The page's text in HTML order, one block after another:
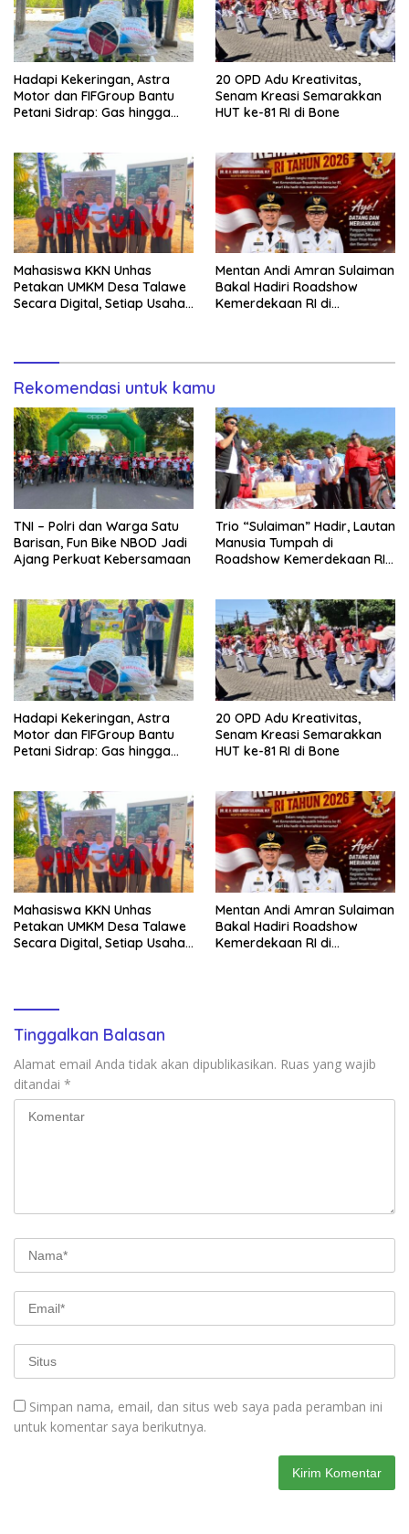
Hadapi Kekeringan, Astra
Motor dan FIFGroup Bantu
Petani Sidrap: Gas hingga
20 OPD Adu Kreativitas,
Senam Kreasi Semarakkan
HUT ke-81 RI di Bone
Mahasiswa KKN Unhas
Petakan UMKM Desa Talawe
Secara Digital, Setiap Usaha
Mentan Andi Amran Sulaiman
Bakal Hadiri Roadshow
Kemerdekaan RI di
Rekomendasi untuk kamu
TNI – Polri dan Warga Satu
Barisan, Fun Bike NBOD Jadi
Ajang Perkuat Kebersamaan
Trio “Sulaiman” Hadir, Lautan
Manusia Tumpah di
Roadshow Kemerdekaan RI
Hadapi Kekeringan, Astra
Motor dan FIFGroup Bantu
Petani Sidrap: Gas hingga
20 OPD Adu Kreativitas,
Senam Kreasi Semarakkan
HUT ke-81 RI di Bone
Mahasiswa KKN Unhas
Petakan UMKM Desa Talawe
Secara Digital, Setiap Usaha
Mentan Andi Amran Sulaiman
Bakal Hadiri Roadshow
Kemerdekaan RI di
Tinggalkan Balasan
Alamat email Anda tidak akan dipublikasikan. Ruas yang wajib
ditandai *
Simpan nama, email, dan situs web saya pada peramban ini
untuk komentar saya berikutnya.